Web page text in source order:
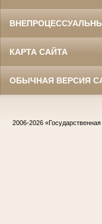
КАРТА САЙТА
ОБЫЧНАЯ ВЕРСИЯ
2006-2026